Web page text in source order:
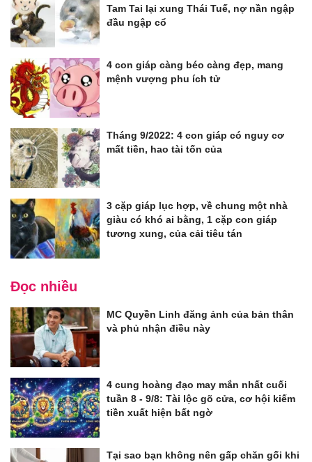
Tam Tai lại xung Thái Tuế, nợ nần ngập
đầu ngập cổ
4 con giáp càng béo càng đẹp, mang
mệnh vượng phu ích tử
Tháng 9/2022: 4 con giáp có nguy cơ
mất tiền, hao tài tốn của
3 cặp giáp lục hợp, về chung một nhà
giàu có khó ai bằng, 1 cặp con giáp
tương xung, của cải tiêu tán
Đọc nhiều
MC Quyền Linh đăng ảnh của bản thân
và phủ nhận điều này
4 cung hoàng đạo may mắn nhất cuối
tuần 8 - 9/8: Tài lộc gõ cửa, cơ hội kiếm
tiền xuất hiện bất ngờ
Tại sao bạn không nên gấp chăn gối khi